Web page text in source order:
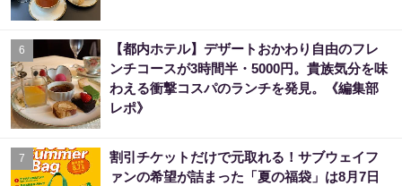
6
【都内ホテル】デザートおかわり自由のフレ
ンチコースが3時間半・5000円。貴族気分を味
わえる衝撃コスパのランチを発見。《編集部
レポ》
7
割引チケットだけで元取れる！サブウェイフ
ァンの希望が詰まった「夏の福袋」は8月7日